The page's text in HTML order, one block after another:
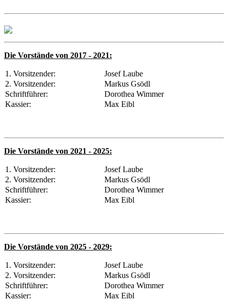
Die Vorstände von 2017 - 2021:
1. Vorsitzender:
Josef Laube
2. Vorsitzender:
Markus Gsödl
Schriftführer:
Dorothea Wimmer
Kassier:
Max Eibl
Die Vorstände von 2021 - 2025:
1. Vorsitzender:
Josef Laube
2. Vorsitzender:
Markus Gsödl
Schriftführer:
Dorothea Wimmer
Kassier:
Max Eibl
Die Vorstände von 2025 - 2029:
1. Vorsitzender:
Josef Laube
2. Vorsitzender:
Markus Gsödl
Schriftführer:
Dorothea Wimmer
Kassier:
Max Eibl